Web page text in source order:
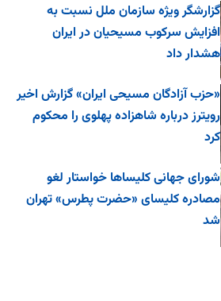
گزارشگر ویژه سازمان ملل نسبت به
افزایش سرکوب مسیحیان در ایران
هشدار داد
«حزب آزادگان مسیحی ایران» گزارش اخیر
رویترز درباره شاهزاده پهلوی را محکوم
کرد
شورای جهانی کلیساها خواستار لغو
مصادره کلیسای «حضرت پطرس» تهران
شد